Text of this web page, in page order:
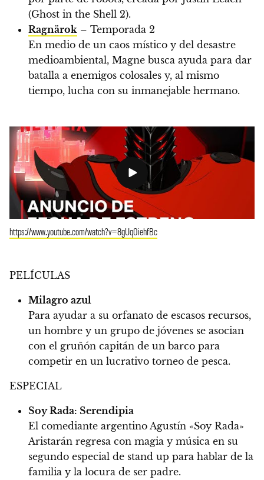
(Ghost in the Shell 2).
Ragnärok – Temporada 2
En medio de un caos místico y del desastre
medioambiental, Magne busca ayuda para dar
batalla a enemigos colosales y, al mismo
tiempo, lucha con su inmanejable hermano.
https://www.youtube.com/watch?v=8gUq0iehfBc
PELÍCULAS
Milagro azul
Para ayudar a su orfanato de escasos recursos,
un hombre y un grupo de jóvenes se asocian
con el gruñón capitán de un barco para
competir en un lucrativo torneo de pesca.
ESPECIAL
Soy Rada: Serendipia
El comediante argentino Agustín «Soy Rada»
Aristarán regresa con magia y música en su
segundo especial de stand up para hablar de la
familia y la locura de ser padre.